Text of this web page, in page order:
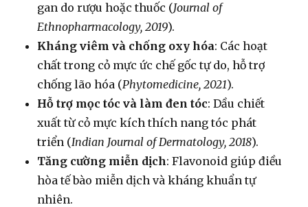
gan do rượu hoặc thuốc (Journal of
Ethnopharmacology, 2019).
Kháng viêm và chống oxy hóa: Các hoạt
chất trong cỏ mực ức chế gốc tự do, hỗ trợ
chống lão hóa (Phytomedicine, 2021).
Hỗ trợ mọc tóc và làm đen tóc: Dầu chiết
xuất từ cỏ mực kích thích nang tóc phát
triển (Indian Journal of Dermatology, 2018).
Tăng cường miễn dịch: Flavonoid giúp điều
hòa tế bào miễn dịch và kháng khuẩn tự
nhiên.